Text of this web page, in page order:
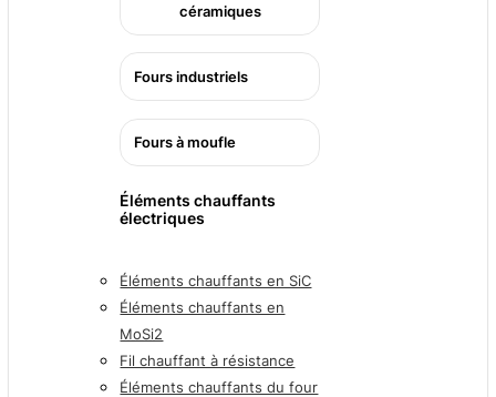
céramiques
Fours industriels
Fours à moufle
Éléments chauffants
électriques
Éléments chauffants en SiC
Éléments chauffants en
MoSi2
Fil chauffant à résistance
Éléments chauffants du four